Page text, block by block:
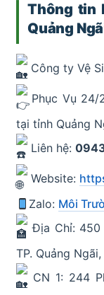
Thông tin
Quảng
Công ty Vệ
Phục Vụ 24/
tại tỉnh Quảng
Liên hệ:
Website:
Zalo: Môi
Địa Chỉ: 450
TP. Quảng
CN 1: 244